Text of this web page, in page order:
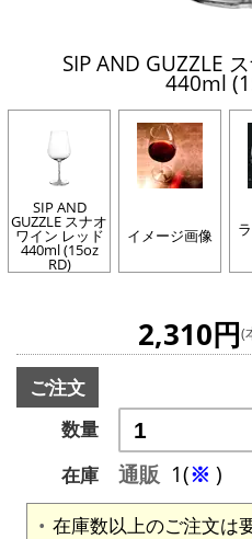
SIP AND GUZZLE
440ml
SIP AND
GUZZLE スナオ
ワイン レッド
440ml (15oz
RD)
イメージ画像
2,310円(
ご注文
数量
在庫
通販 1(※ )
在庫数以上のご注文は